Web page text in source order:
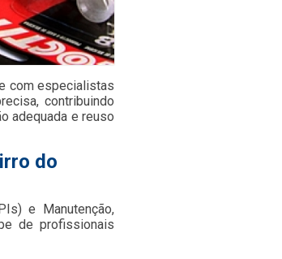
com especialistas
contribuindo
adequada e reuso
do
e Manutenção,
de profissionais